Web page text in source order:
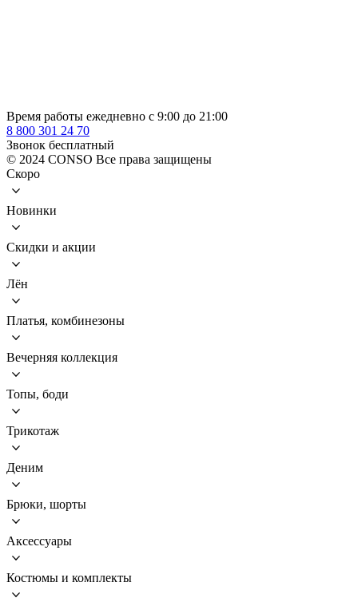
Время работы ежедневно с 9:00 до 21:00
8 800 301 24 70
Звонок бесплатный
© 2024 CONSO Все права защищены
Скоро
Новинки
Скидки и акции
Лён
Платья, комбинезоны
Вечерняя коллекция
Топы, боди
Трикотаж
Деним
Брюки, шорты
Аксессуары
Костюмы и комплекты